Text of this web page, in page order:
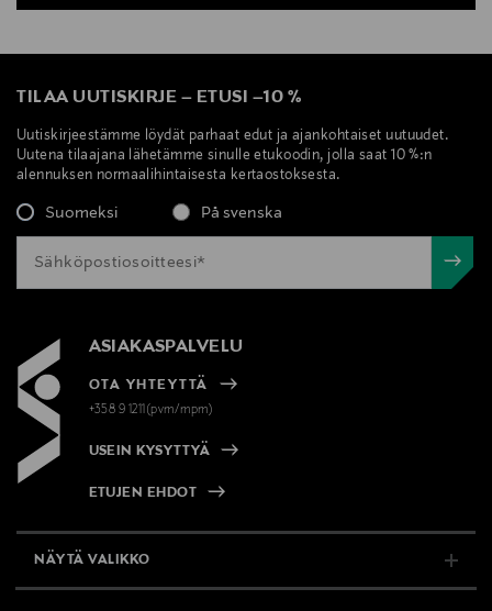
TILAA UUTISKIRJE – ETUSI –10 %
Uutiskirjeestämme löydät parhaat edut ja ajankohtaiset uutuudet.
Uutena tilaajana lähetämme sinulle etukoodin, jolla saat 10 %:n
alennuksen normaalihintaisesta kertaostoksesta.
Suomeksi På svenska
ASIAKASPALVELU
OTA YHTEYTTÄ
+358 9 1211(pvm/mpm)
USEIN KYSYTTYÄ
ETUJEN EHDOT
NÄYTÄ VALIKKO